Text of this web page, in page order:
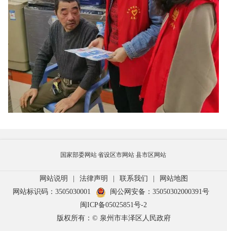
国家部委网站省设区市网站 县市区网站
网站说明 | 法律声明 | 联系我们 |
网站地图
网站标识码：3505030001
闽公网安备：35050302000391号
闽ICP备05025851号-2
版权所有：© 泉州市丰泽区人民政府